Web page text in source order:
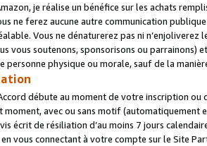
je réalise un bénéfice sur les achats
ne ferez aucune autre communication
Vous ne dénaturerez pas ni
vous soutenons, sponsorisons ou parrainons)
personne physique ou morale, sauf de la
débute au moment de votre inscription
avec ou sans motif (automatiquement
écrit de résiliation d’au moins 7 jours
vous connectant à votre compte sur le Site